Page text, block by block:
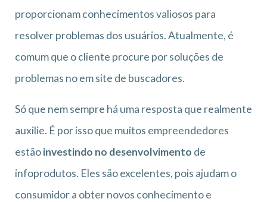
proporcionam conhecimentos valiosos para
resolver problemas dos usuários. Atualmente, é
comum que o cliente procure por soluções de
problemas no em site de buscadores.
Só que nem sempre há uma resposta que realmente
auxilie. É por isso que muitos empreendedores
estãoinvestindo no desenvolvimento de
infoprodutos. Eles são excelentes, pois ajudam o
consumidor a obter novos conhecimento e